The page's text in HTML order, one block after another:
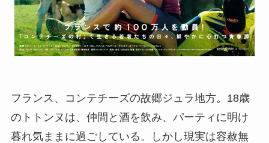
フランス、コンテチーズの故郷ジュラ地方。18歳
のトトンヌは、仲間と酒を飲み、パーティに明け
暮れ気ままに過ごしている。しかし現実は容赦無